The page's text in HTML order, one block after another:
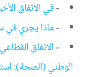
-في الاتفاق
-ماذا يجري في
-الاتفاق
الوطني (الصحة):